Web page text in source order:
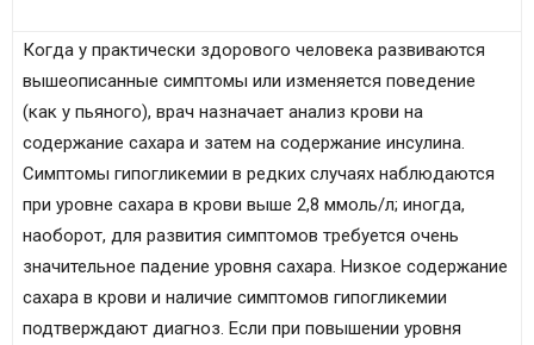
Когда у практически здорового человека развиваются
вышеописанные симптомы или изменяется поведение
(как у пьяного), врач назначает анализ крови на
содержание сахара и затем на содержание инсулина.
Симптомы гипогликемии в редких случаях наблюдаются
при уровне сахара в крови выше 2,8 ммоль/л; иногда,
наоборот, для развития симптомов требуется очень
значительное падение уровня сахара. Низкое содержание
сахара в крови и наличие симптомов гипогликемии
подтверждают диагноз. Если при повышении уровня